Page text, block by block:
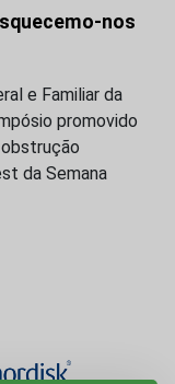
nos
e Familiar da
promovido
da Semana